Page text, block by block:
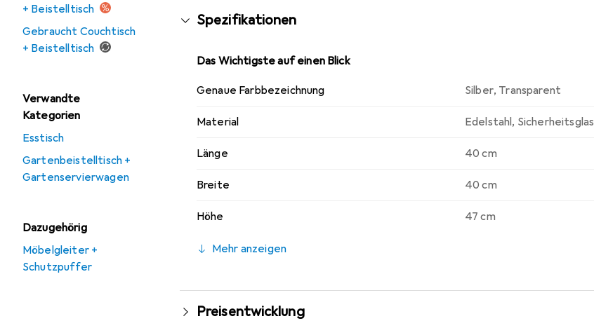
+ Beistelltisch
Gebraucht Couchtisch
+ Beistelltisch
Verwandte
Kategorien
Esstisch
Gartenbeistelltisch +
Gartenservierwagen
Dazugehörig
Möbelgleiter +
Schutzpuffer
Spezifikationen
Das Wichtigste auf einen Blick
Genaue Farbbezeichnung Silber, Transparent
Material Edelstahl, Sicherheitsglas
Länge 40 cm
Breite 40 cm
Höhe 47 cm
Mehr anzeigen
Preisentwicklung